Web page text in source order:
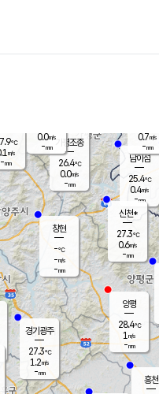
남이섬
25.4℃
0.4m/s
-mm
경기광주
27.3℃
1.2m/s
-mm
0.7m/s
-mm
가평조종
26.4℃
0.0m/s
-mm
℃
m/s
-mm
신천*
27.3℃
0.6m/s
-mm
창현
-℃
-m/s
-mm
0.0m/s
-mm
흥천
양평
28.4℃
1 m/s
-mm